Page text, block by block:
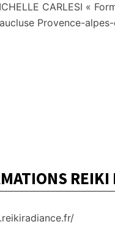
CARLESI «
Provence-
REIKI